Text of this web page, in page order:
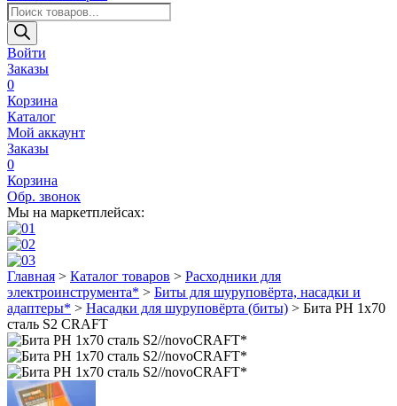
Поиск
товаров
Войти
Заказы
0
Корзина
Каталог
Мой аккаунт
Заказы
0
Корзина
Обр. звонок
Мы на маркетплейсах:
Главная > Каталог товаров > Расходники для
электроинструмента* > Биты для шуруповёрта, насадки и
адаптеры* > Насадки для шуруповёрта (биты) > Бита PH 1х70
сталь S2 CRAFT